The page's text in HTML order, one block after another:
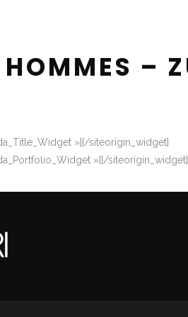
HOMMES –
»] [/siteorigin_widget]
»] [/siteorigin_widget]